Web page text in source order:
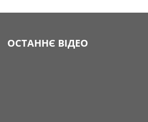
ОСТАННЄ ВІДЕО